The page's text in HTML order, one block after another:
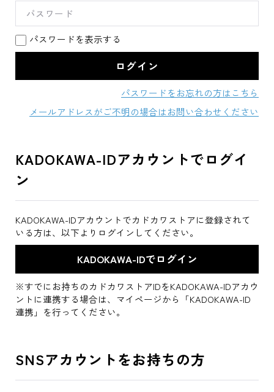
パスワードを表示する
パスワードをお忘れの方はこちら
メールアドレスがご不明の場合はお問い合わせください
KADOKAWA-IDアカウントでログイ
ン
KADOKAWA-IDアカウントでカドカワストアに登録されて
いる方は、以下よりログインしてください。
※すでにお持ちのカドカワストアIDをKADOKAWA-IDアカウ
ントに連携する場合は、マイページから「KADOKAWA-ID
連携」を行ってください。
SNSアカウントをお持ちの方